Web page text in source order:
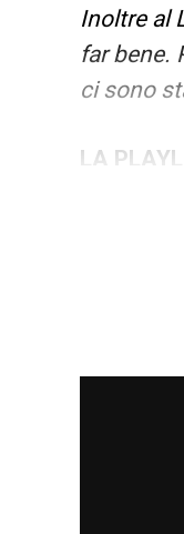
Inoltre al
far bene.
ci sono
LA